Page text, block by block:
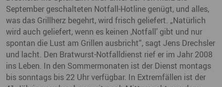
September geschalteten Notfall-Hotline genügt, und alles,
was das Grillherz begehrt, wird frisch geliefert. „Natürlich
wird auch geliefert, wenn es keinen ‚Notfall’ gibt und nur
spontan die Lust am Grillen ausbricht“, sagt Jens Drechsler
und lacht. Den Bratwurst-Notfalldienst rief er im Jahr 2008
ins Leben. In den Sommermonaten ist der Dienst montags
bis sonntags bis 22 Uhr verfügbar. In Extremfällen ist der